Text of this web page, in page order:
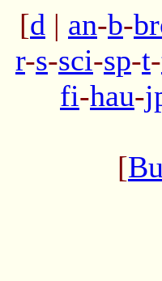
[d | an-b-
r-s-sci-sp-t-
fi-hau-
[